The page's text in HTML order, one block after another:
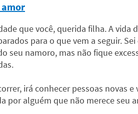
amor
que você, querida filha. A vida
para o que vem a seguir.
seu namoro, mas não fique
irá conhecer pessoas novas e
por alguém que não merece seu